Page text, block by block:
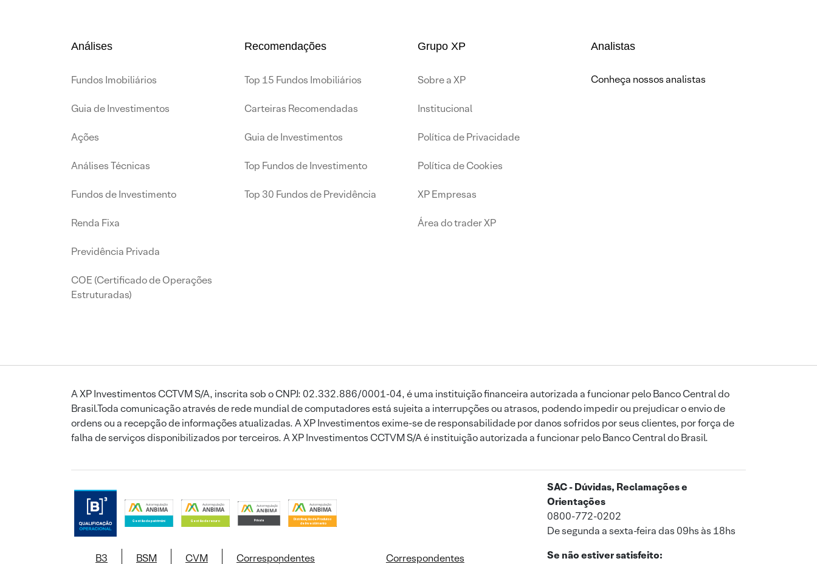
Análises
Fundos Imobiliários
Guia de Investimentos
Ações
Análises Técnicas
Fundos de Investimento
Renda Fixa
Previdência Privada
COE (Certificado de Operações
Estruturadas)
Recomendações
Top 15 Fundos Imobiliários
Carteiras Recomendadas
Guia de Investimentos
Top Fundos de Investimento
Top 30 Fundos de Previdência
Grupo XP
Sobre a XP
Institucional
Política de Privacidade
Política de Cookies
XP Empresas
Área do trader XP
Analistas
Conheça nossos analistas
A XP Investimentos CCTVM S/A, inscrita sob o CNPJ: 02.332.886/0001-04, é uma instituição financeira autorizada a funcionar pelo Banco Central do
Brasil.Toda comunicação através de rede mundial de computadores está sujeita a interrupções ou atrasos, podendo impedir ou prejudicar o envio de
ordens ou a recepção de informações atualizadas. A XP Investimentos exime-se de responsabilidade por danos sofridos por seus clientes, por força de
falha de serviços disponibilizados por terceiros. A XP Investimentos CCTVM S/A é instituição autorizada a funcionar pelo Banco Central do Brasil.
B3 BSM CVM Correspondentes Correspondentes
SAC - Dúvidas, Reclamações e
Orientações
0800-772-0202
De segunda a sexta-feira das 09hs às 18hs
Se não estiver satisfeito: